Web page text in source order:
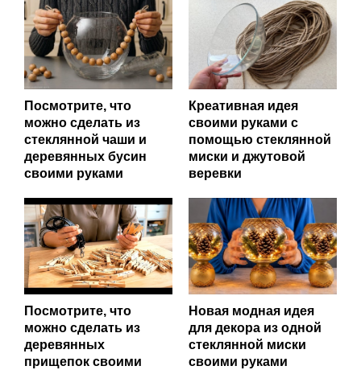
Посмотрите, что
можно сделать из
стеклянной чаши и
деревянных бусин
своими руками
Креативная идея
своими руками с
помощью стеклянной
миски и джутовой
веревки
Посмотрите, что
можно сделать из
деревянных
прищепок своими
Новая модная идея
для декора из одной
стеклянной миски
своими руками